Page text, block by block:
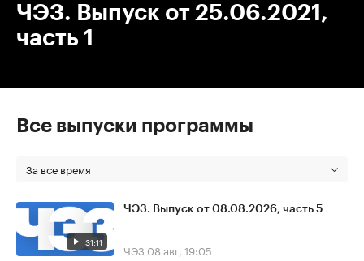
ЧЭЗ. Выпуск от 25.06.2021,
часть 1
Все выпуски программы
За все время
31:11
ЧЭЗ. Выпуск от 08.08.2026, часть 5
ЧЭЗ 08 авг, 19:05